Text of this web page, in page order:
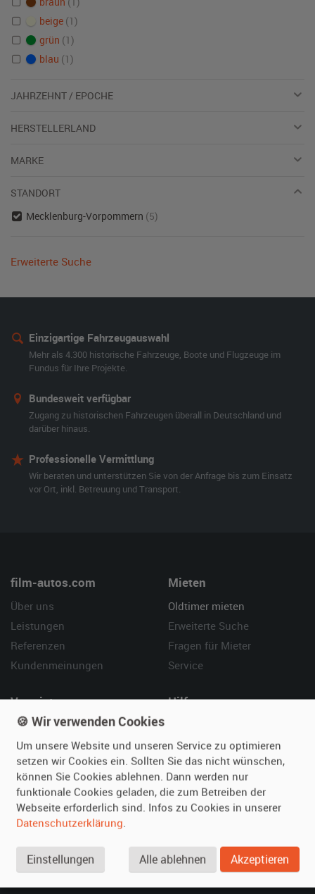
beige (1)
grün (1)
blau (1)
JAHRZEHNT / EPOCHE
HERSTELLERLAND
MARKE
STANDORT
Mecklenburg-Vorpommern (5)
Erweiterte Suche
Einzigartige Fahrzeugauswahl
Mehr als 4.300 historische Fahrzeuge, Boote und Flugzeuge im
Fundus für Ihre Projekte.
Bundesweit verfügbar
Zugang zu historischen Fahrzeugen überall in Deutschland und
darüber hinaus.
Professionelle Vermittlung
Wir beraten und unterstützen Sie von der Anfrage bis zum Einsatz
vor Ort, inkl. Betreuung und Transport.
film-autos.com
Über uns
Leistungen
Referenzen
Kundenmeinungen
Mieten
Oldtimer mieten
Erweiterte Suche
Fragen für Mieter
Service
Vermieten
Oldtimer anmelden
Fotos senden
Fragen für Vermieter
Inserat verwalten
Hilfe
So funktioniert's
Kontakt
SPECIAL
unsere Top 10 ...
🍪 Wir verwenden Cookies
Um unsere Website und unseren Service zu optimieren
setzen wir Cookies ein. Sollten Sie das nicht wünschen,
können Sie Cookies ablehnen. Dann werden nur
funktionale Cookies geladen, die zum Betreiben der
Webseite erforderlich sind. Infos zu Cookies in unserer
Datenschutzerklärung.
Einstellungen Alle ablehnen Akzeptieren